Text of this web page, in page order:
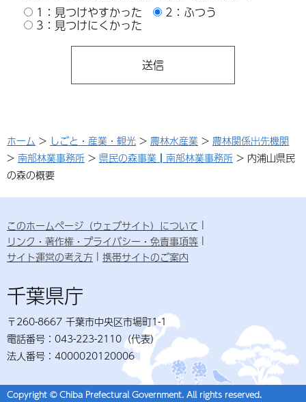
1：見つけやすかった
2：ふつう
3：見つけにくかった
ホーム > しごと・産業・観光 > 農林水産業 > 農林関係出先機関
> 南部林業事務所 > 県民の森事業┃南部林業事務所 > 内浦山県民
の森の概要
このホームページ（ウェブサイト）について
リンク・著作権・プライバシー・免責事項等
サイト運営の考え方
携帯サイトのご案内
千葉県庁
〒260-8667 千葉市中央区市場町1-1
電話番号：043-223-2110（代表）
法人番号：4000020120006
Copyright © Chiba Prefectural Government. All rights reserved.